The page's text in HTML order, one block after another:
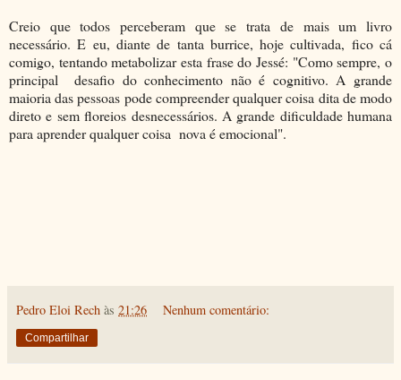
Creio que todos perceberam que se trata de mais um livro
necessário. E eu, diante de tanta burrice, hoje cultivada, fico cá
comigo, tentando metabolizar esta frase do Jessé: "Como sempre, o
principal desafio do conhecimento não é cognitivo. A grande
maioria das pessoas pode compreender qualquer coisa dita de modo
direto e sem floreios desnecessários. A grande dificuldade humana
para aprender qualquer coisa nova é emocional".
Pedro Eloi Rech às 21:26 Nenhum comentário:
Compartilhar